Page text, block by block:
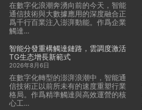
在數字化浪潮奔湧向前的今天，智能
通信技術與大數據應用的深度融合正
爲千行百業注入澎湃動能。作爲企業
觸達...
智能分發重構觸達鏈路，雲調度激活
TG生态增長新範式
2026年8月6日
在數字化轉型的澎湃浪潮中，智能通
信技術正以前所未有的速度重塑行業
格局。作爲精準觸達與高效運營的核
心工...